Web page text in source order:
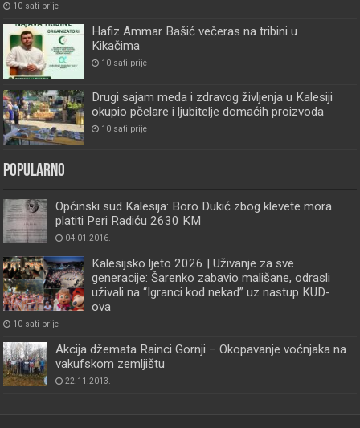
10 sati prije
Hafiz Ammar Bašić večeras na tribini u
Kikačima
10 sati prije
Drugi sajam meda i zdravog življenja u Kalesiji
okupio pčelare i ljubitelje domaćih proizvoda
10 sati prije
Popularno
Općinski sud Kalesija: Boro Dukić zbog klevete mora
platiti Peri Radiću 2630 KM
04.01.2016.
Kalesijsko ljeto 2026 | Uživanje za sve
generacije: Šarenko zabavio mališane, odrasli
uživali na “Igranci kod nekad” uz nastup KUD-
ova
10 sati prije
Akcija džemata Rainci Gornji – Okopavanje voćnjaka na
vakufskom zemljištu
22.11.2013.